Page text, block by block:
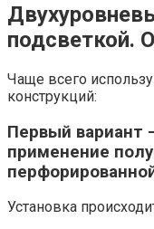
подсветкой.
Чаще всего
конструкций:
Первый вариант
применение
Установка